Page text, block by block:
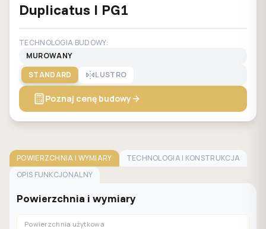
Duplicatus I PG1
TECHNOLOGIA BUDOWY:
MUROWANY
STANDARD
LUSTRO
Poznaj cenę budowy
POWIERZCHNIA I WYMIARY
TECHNOLOGIA I KONSTRUKCJA
OPIS FUNKCJONALNY
Powierzchnia i wymiary
Powierzchnia użytkowa